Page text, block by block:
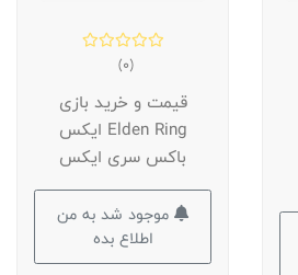
(0)
قیمت و خرید بازی
Elden Ring ایکس
باکس سری ایکس
موجود شد به من
اطلاع بده